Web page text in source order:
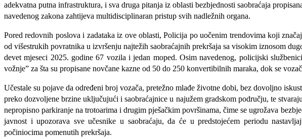
adekvatna putna infrastruktura, i sva druga pitanja iz oblasti bezbjednosti saobraćaja
navedenog zakona zahtijeva multidisciplinaran pristup svih nadležnih organa.
Pored redovnih poslova i zadataka iz ove oblasti, Policija po uočenim trendovima koji
od višestrukih povratnika u izvršenju najtežih saobraćajnih prekršaja sa visokim iznosom
devet mjeseci 2025. godine 67 vozila i jedan moped. Osim navedenog, policijski
vožnje” za šta su propisane novčane kazne od 50 do 250 konvertibilnih maraka, dok se
Učestale su pojave da određeni broj vozača, pretežno mlađe životne dobi, bez dovoljno
preko dozvoljene brzine uključujući i saobraćajnice u najužem gradskom području, te
nepropisno parkiranje na trotoarima i drugim pješačkim površinama, čime se ugrožava
javnost i upozorava sve učesnike u saobraćaju, da će u predstojećem periodu
počiniocima pomenutih prekršaja.